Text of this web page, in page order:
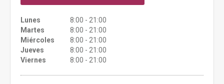
Lunes
8:00 - 21:00
Martes
8:00 - 21:00
Miércoles
8:00 - 21:00
Jueves
8:00 - 21:00
Viernes
8:00 - 21:00